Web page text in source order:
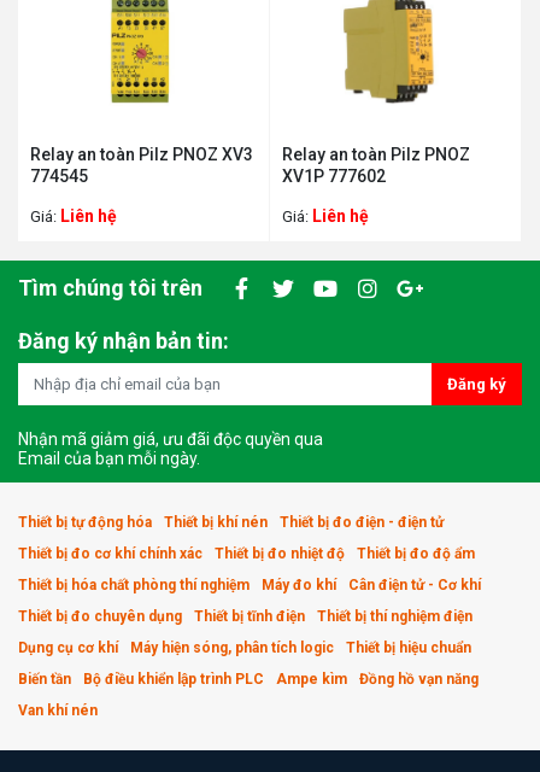
Relay an toàn Pilz PNOZ XV3
774545
Giá: Liên hệ
Relay an toàn Pilz PNOZ
XV1P 777602
Giá: Liên hệ
Tìm chúng tôi trên
Đăng ký nhận bản tin:
Đăng ký
Nhận mã giảm giá, ưu đãi độc quyền qua
Email của bạn mỗi ngày.
Thiết bị tự động hóa Thiết bị khí nén
Thiết bị đo điện - điện tử
Thiết bị đo cơ khí chính xác
Thiết bị đo nhiệt độ
Thiết bị đo độ ẩm
Thiết bị hóa chất phòng thí nghiệm
Máy đo khí
Cân điện tử - Cơ khí
Thiết bị đo chuyên dụng
Thiết bị tĩnh điện
Thiết bị thí nghiệm điện
Dụng cụ cơ khí
Máy hiện sóng, phân tích logic
Thiết bị hiệu chuẩn
Biến tần
Bộ điều khiển lập trình PLC Ampe kìm
Đồng hồ vạn năng
Van khí nén